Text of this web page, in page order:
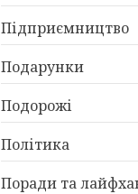
Підприємництво
Подарунки
Подорожі
Політика
Поради та